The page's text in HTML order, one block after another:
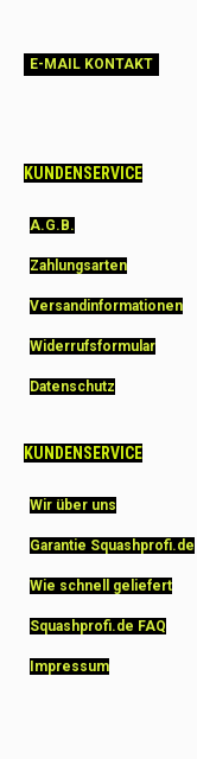
E-MAIL KONTAKT
KUNDENSERVICE
A.G.B.
Zahlungsarten
Versandinformationen
Widerrufsformular
Datenschutz
KUNDENSERVICE
Wir über uns
Garantie Squashprofi.de
Wie schnell geliefert
Squashprofi.de FAQ
Impressum